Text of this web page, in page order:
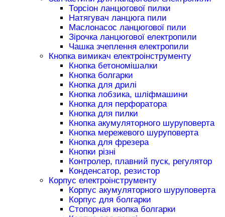
Торсіон ланцюгової пилки
Натягувач ланцюга пили
Маслонасос ланцюгової пили
Зірочка ланцюгової електропили
Чашка зчеплення електропили
Кнопка вимикач електроінструменту
Кнопка бетономішалки
Кнопка болгарки
Кнопка для дрилі
Кнопка лобзика, шліфмашини
Кнопка для перфоратора
Кнопка для пилки
Кнопка акумуляторного шуруповерта
Кнопка мережевого шуруповерта
Кнопка для фрезера
Кнопки різні
Контролер, плавний пуск, регулятор
Конденсатор, резистор
Корпус електроінструменту
Корпус акумуляторного шуруповерта
Корпус для болгарки
Стопорная кнопка болгарки